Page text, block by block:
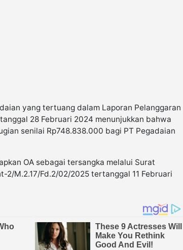
yang tertuang dalam Laporan Pelanggaran
28 Februari 2024 menunjukkan bahwa
senilai Rp748.838.000 bagi PT Pegadaian
OA sebagai tersangka melalui Surat
2/M.2.17/Fd.2/02/2025 tertanggal 11 Februari